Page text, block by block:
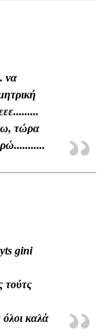
να
τώρα
gini
τούτς
όλοι καλά